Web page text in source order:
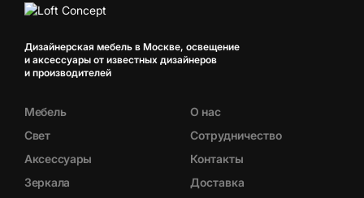
Дизайнерская мебель в Москве, освещение
и аксессуары от известных дизайнеров
и производителей
Мебель
Свет
Аксессуары
Зеркала
О нас
Сотрудничество
Контакты
Доставка